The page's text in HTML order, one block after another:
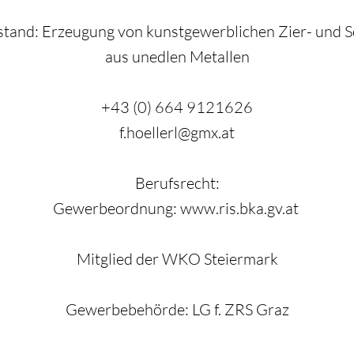
Erzeugung von kunstgewerblichen Zier- und
aus unedlen Metallen
+43 (0) 664 9121626
f.hoellerl@gmx.at
Berufsrecht:
Gewerbeordnung: www.ris.bka.gv.at
Mitglied der WKO Steiermark
Gewerbebehörde: LG f. ZRS Graz